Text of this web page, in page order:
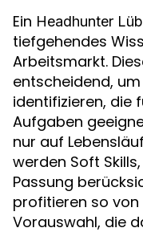
Ein Headhunter
tiefgehendes
Arbeitsmarkt.
entscheidend,
identifizieren, die
Aufgaben
nur auf
werden Soft
Passung
profitieren so
Vorauswahl, die